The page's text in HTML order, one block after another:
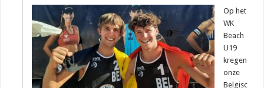
Op het
WK
Beach
U19
kregen
onze
Belgisc